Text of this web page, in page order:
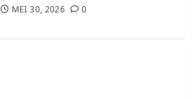
MEI 30, 2026 0